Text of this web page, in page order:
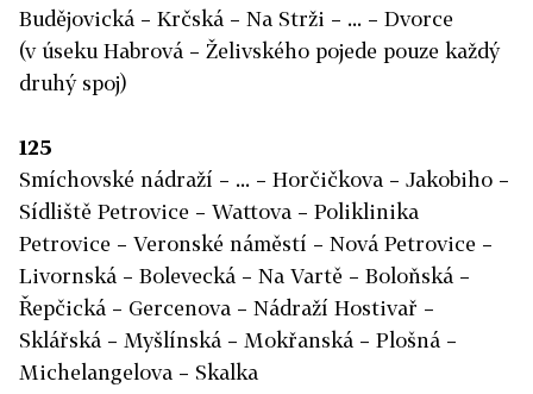
Budějovická – Krčská – Na Strži – ... – Dvorce
(v úseku Habrová – Želivského pojede pouze každý
druhý spoj)
125
Smíchovské nádraží – ... – Horčičkova – Jakobiho –
Sídliště Petrovice – Wattova – Poliklinika
Petrovice – Veronské náměstí – Nová Petrovice –
Livornská – Bolevecká – Na Vartě – Boloňská –
Řepčická – Gercenova – Nádraží Hostivař –
Sklářská – Myšlínská – Mokřanská – Plošná –
Michelangelova – Skalka